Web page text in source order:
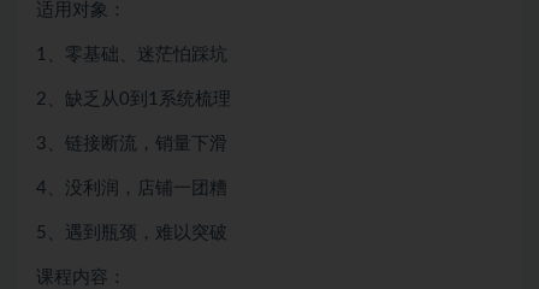
适用对象：
1、零基础、迷茫怕踩坑
2、缺乏从0到1系统梳理
3、链接断流，销量下滑
4、没利润，店铺一团糟
5、遇到瓶颈，难以突破
课程内容：